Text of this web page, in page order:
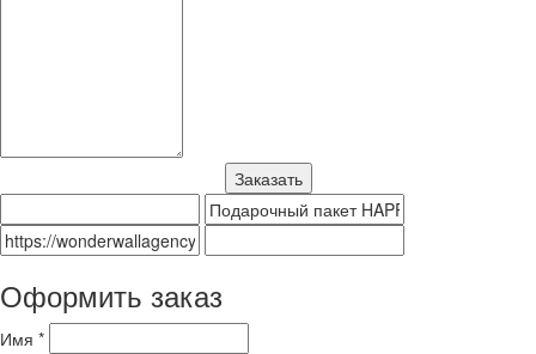
Оформить заказ
Имя *